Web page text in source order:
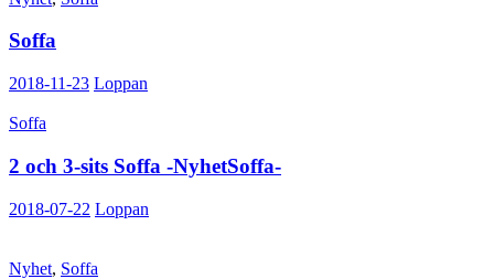
Soffa
2018-11-23 Loppan
Soffa
2 och 3-sits Soffa -NyhetSoffa-
2018-07-22 Loppan
Nyhet, Soffa